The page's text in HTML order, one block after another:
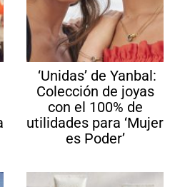
‘Unidas’ de Yanbal:
Colección de joyas
con el 100% de
utilidades para ‘Mujer
es Poder’